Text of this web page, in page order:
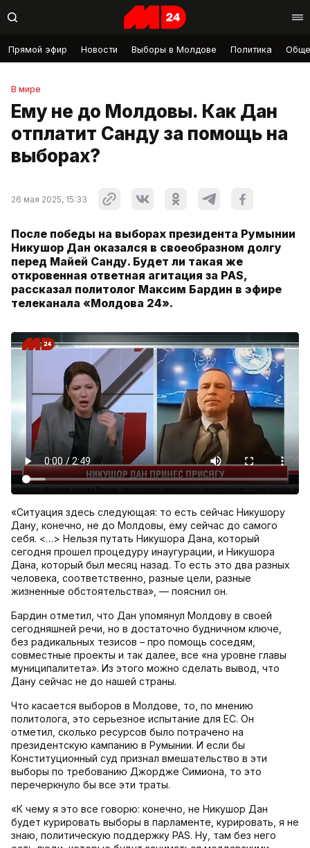
Прямой эфир Новости Выборы в Молдове Политика
В мире
Ему не до Молдовы. Как Дан
отплатит Санду за помощь на
выборах?
26 мая 2025, 15:33
После победы на выборах президента Румынии
Никушор Дан оказался в своеобразном долгу
перед Майей Санду. Будет ли такая же
откровенная ответная агитация за PAS,
рассказал политолог Максим Бардин в эфире
телеканала «Молдова 24».
«Ситуация здесь следующая: то есть сейчас Никушору
Дану, конечно, не до Молдовы, ему сейчас до самого
себя. <…> Нельзя путать Никушора Дана, который
сегодня прошел процедуру инаугурации, и Никушора
Дана, который был месяц назад. То есть это два разных
человека, соответственно, разные цели, разные
жизненные обстоятельства», — пояснил он.
Бардин отметил, что Дан упомянул Молдову в своей
сегодняшней речи, но в достаточно будничном ключе,
без радикальных тезисов – про помощь соседям,
совместные проекты и так далее, все «на уровне главы
муниципалитета». Из этого можно сделать вывод, что
Дану сейчас не до нашей страны.
Что касается выборов в Молдове, то, по мнению
политолога, это серьезное испытание для ЕС. Он
отметил, сколько ресурсов было потрачено на
президентскую кампанию в Румынии. И если бы
Конституционный суд признал вмешательство в эти
выборы по требованию Джордже Симиона, то это
перечеркнуло бы все эти траты.
«К чему я это все говорю: конечно, не Никушор Дан
будет курировать выборы в парламенте, курировать, я не
знаю, политическую поддержку PAS. Ну, там без него